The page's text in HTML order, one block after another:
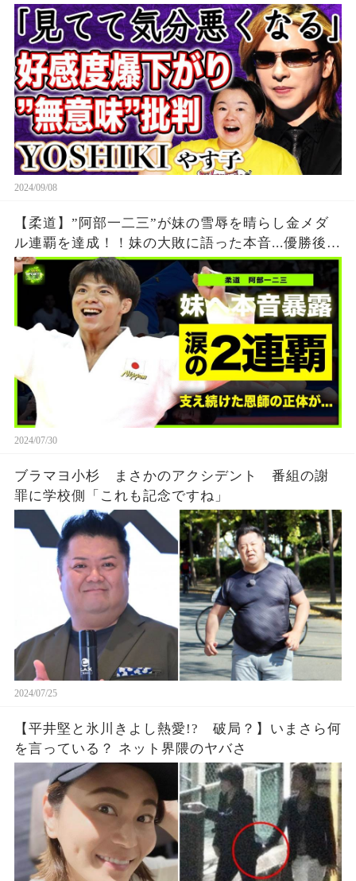
も”ギャラ問題”再燃で24時間テレビは「無意味」
と批判殺到の真相が…
2024/09/08
【柔道】”阿部一二三”が妹の雪辱を晴らし金メダ
ル連覇を達成！！妹の大敗に語った本音...優勝後に
流した涙に日本国民が涙腺崩壊！！阿部兄弟を支
え続けた恩師との約束の真相とは...
2024/07/30
ブラマヨ小杉 まさかのアクシデント 番組の謝
罪に学校側「これも記念ですね」
2024/07/25
【平井堅と氷川きよし熱愛!? 破局？】いまさら何
を言っている？ ネット界隈のヤバさ